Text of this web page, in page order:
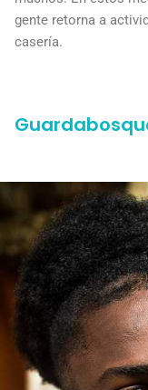
gente retorna a
casería.